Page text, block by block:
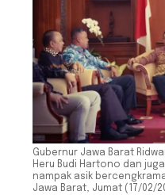
Gubernur Jawa Barat
Heru Budi Hartono dan
nampak asik
Jawa Barat, Jumat (17/02/